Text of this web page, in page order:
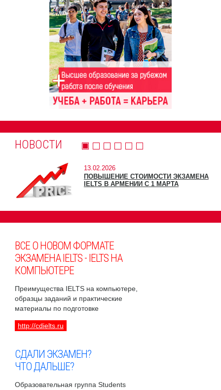
НОВОСТИ
13.02.2026
ПОВЫШЕНИЕ СТОИМОСТИ ЭКЗАМЕНА
IELTS В АРМЕНИИ С 1 МАРТА
ВСЕ О НОВОМ ФОРМАТЕ
ЭКЗАМЕНА IELTS - IELTS НА
КОМПЬЮТЕРЕ
Преимущества IELTS на компьютере,
образцы заданий и практические
материалы по подготовке
http://cdielts.ru
СДАЛИ ЭКЗАМЕН?
ЧТО ДАЛЬШЕ?
Образовательная группа Students